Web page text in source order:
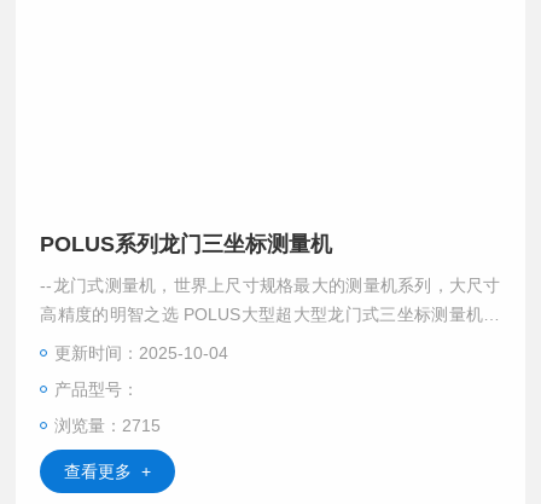
POLUS系列龙门三坐标测量机
--龙门式测量机，世界上尺寸规格最大的测量机系列，大尺寸
高精度的明智之选 POLUS大型超大型龙门式三坐标测量机，
由于其良好的机械结构而在大尺寸工件的检测方面具有良好的
更新时间：2025-10-04
产品型号：
浏览量：2715
查看更多 +